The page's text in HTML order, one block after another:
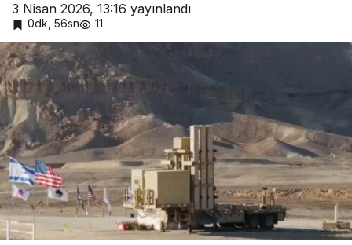
3 Nisan 2026, 13:16 yayınlandı
0dk, 56sn 11